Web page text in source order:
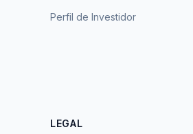
Perfil de Investidor
LEGAL